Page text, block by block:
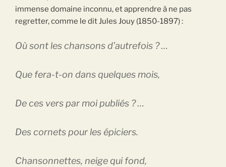
immense domaine inconnu, et apprendre à ne pas
regretter, comme le dit Jules Jouy (1850-1897) :
Où sont les chansons d’autrefois ? …
Que fera-t-on dans quelques mois,
De ces vers par moi publiés ? …
Des cornets pour les épiciers.
Chansonnettes, neige qui fond,